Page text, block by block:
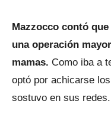
Mazzocco contó
una operación
mamas. Como iba a
optó por achicarse
sostuvo en sus redes.